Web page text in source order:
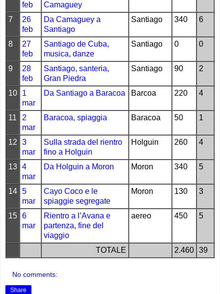
feb
Camaguey
7
26
feb
Da Camaguey a
Santiago
Santiago 340 6
8
27
feb
Santiago de Cuba,
musica, danze
Santiago 0 0
9
28
feb
Santiago, santeria,
Gran Piedra
Santiago 90 2
10
1
mar
Da Santiago a Baracoa Barcoa 220 4
11
2
mar
Baracoa, spiaggia Baracoa 50 1
12
3
mar
Sulla strada del rientro
fino a Holguin
Holguin 260 4
13 4
mar
Da Holguin a Moron Moron 340 5
14 5
mar
Cayo Coco e le
spiaggie segregate
Moron 130 3
15 6
mar
Rientro a l’Avana e
partenza, fine del
viaggio
aereo 450 5
TOTALE 2.460 39
No comments:
Share